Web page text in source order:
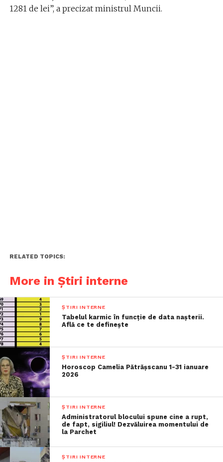
1281 de lei”, a precizat ministrul Muncii.
RELATED TOPICS:
More in Știri interne
ȘTIRI INTERNE
Tabelul karmic în funcție de data nașterii.
Află ce te definește
ȘTIRI INTERNE
Horoscop Camelia Pătrășscanu 1-31 ianuare
2026
ȘTIRI INTERNE
Administratorul blocului spune cine a rupt,
de fapt, sigiliul! Dezvăluirea momentului de
la Parchet
ȘTIRI INTERNE